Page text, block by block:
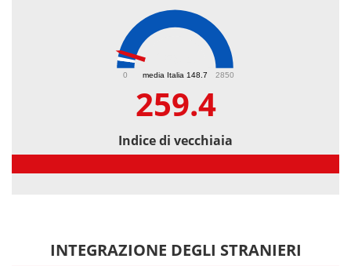
media Italia 148.7
0 2850
259.4
Indice di vecchiaia
INTEGRAZIONE DEGLI STRANIERI